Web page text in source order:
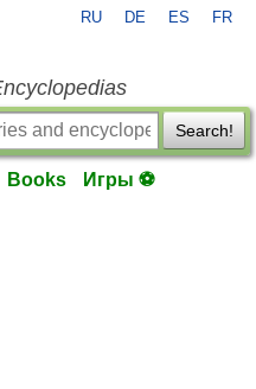
RU DE ES FR
Search!
Books Игры ⚽